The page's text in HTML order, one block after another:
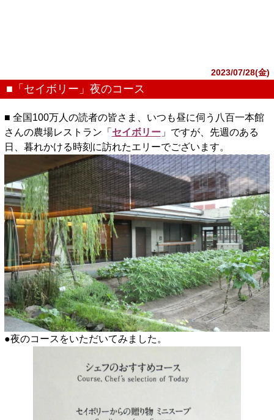
2023/07/28(金)
■「セイボリー」夜のコース
■ 全国100万人の読者の皆さま、いつも昼に伺う八百一本館
さんの農場レストラン「 セイボリー」ですが、先週のある
日、暮れかける時刻に訪れたエリーでございます。
●夜のコースをいただいてみました。